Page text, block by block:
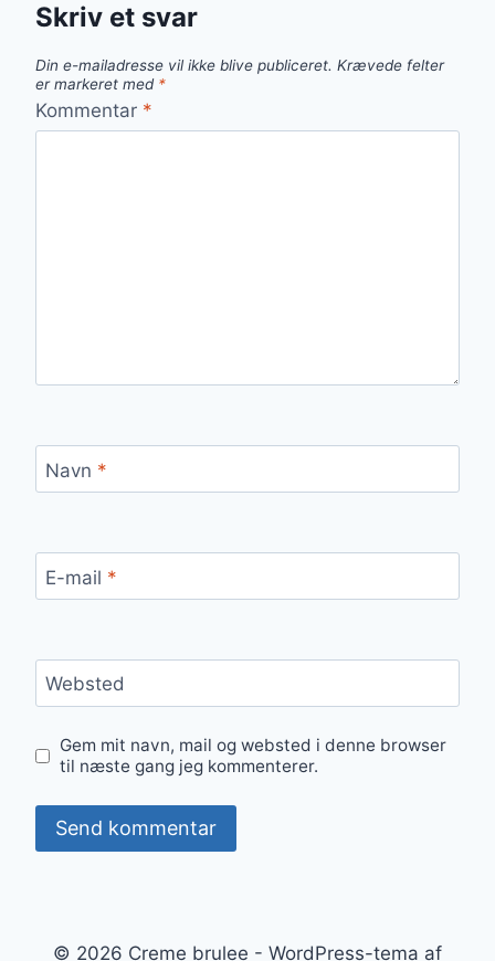
Skriv et svar
Din e-mailadresse vil ikke blive publiceret. Krævede felter
er markeret med *
Kommentar *
Navn *
E-mail *
Websted
Gem mit navn, mail og websted i denne browser
til næste gang jeg kommenterer.
© 2026 Creme brulee - WordPress-tema af